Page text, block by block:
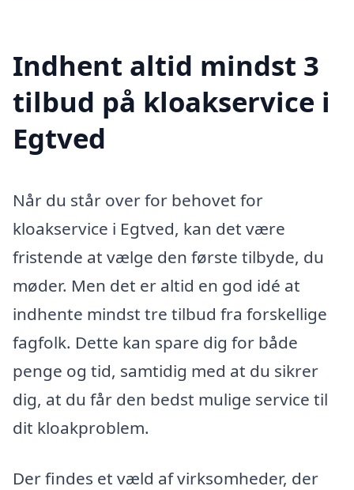
Indhent altid mindst 3
tilbud på kloakservice i
Egtved
Når du står over for behovet for
kloakservice i Egtved, kan det være
fristende at vælge den første tilbyde, du
møder. Men det er altid en god idé at
indhente mindst tre tilbud fra forskellige
fagfolk. Dette kan spare dig for både
penge og tid, samtidig med at du sikrer
dig, at du får den bedst mulige service til
dit kloakproblem.
Der findes et væld af virksomheder, der